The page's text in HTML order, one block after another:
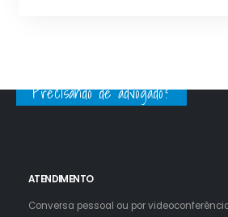
Precisando de advogado?
ATENDIMENTO
Conversa pessoal ou por